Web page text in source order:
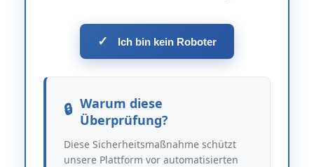
✓ Ich bin kein Roboter
Warum diese
Überprüfung?
Diese Sicherheitsmaßnahme schützt
unsere Plattform vor automatisierten